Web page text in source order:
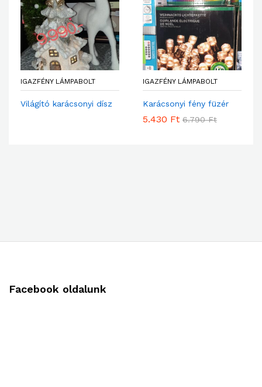
IGAZFÉNY LÁMPABOLT
Világító karácsonyi dísz
IGAZFÉNY LÁMPABOLT
Karácsonyi fény füzér
5.430 Ft 6.790Ft
Facebook oldalunk